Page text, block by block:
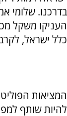
בדרכנו. שלומי
העניקו משקל
כלל ישראל,
המציאות
להיות שותף